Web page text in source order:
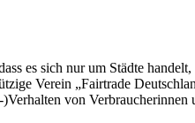
es sich nur um Städte
Verein „Fairtrade
von